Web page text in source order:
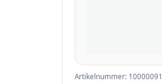
Artikelnummer: 10000091